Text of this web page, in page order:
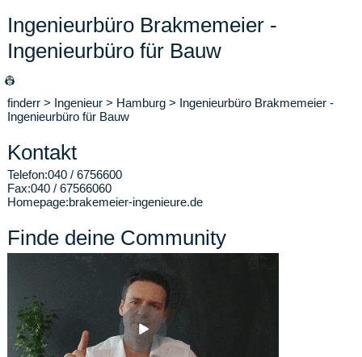
Ingenieurbüro Brakmemeier -
Ingenieurbüro für Bauw
👷
finderr > Ingenieur > Hamburg > Ingenieurbüro Brakmemeier -
Ingenieurbüro für Bauw
Kontakt
Telefon:040 / 6756600
Fax:040 / 67566060
Homepage:brakemeier-ingenieure.de
Finde deine Community